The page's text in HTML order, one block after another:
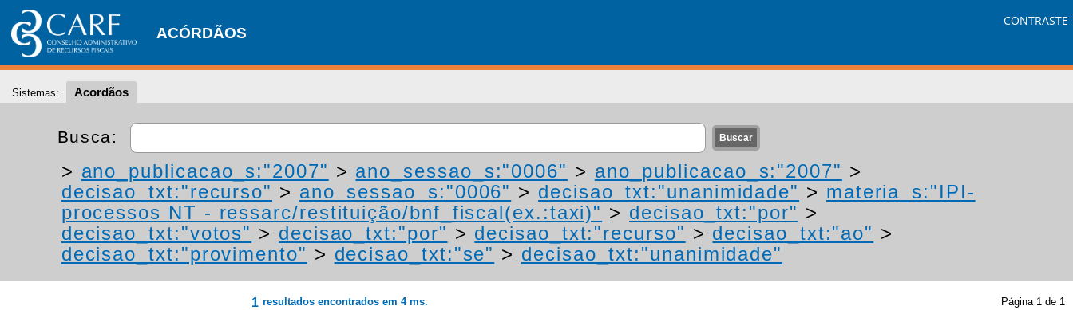
ACÓRDÃOS
CONTRASTE
Sistemas: Acordãos
Busca:
> ano_publicacao_s:"2007" > ano_sessao_s:"0006" > ano_publicacao_s:"2007" >
decisao_txt:"recurso" > ano_sessao_s:"0006" > decisao_txt:"unanimidade" > materia_s:"IPI-
processos NT - ressarc/restituição/bnf_fiscal(ex.:taxi)" > decisao_txt:"por" >
decisao_txt:"votos" > decisao_txt:"por" > decisao_txt:"recurso" > decisao_txt:"ao" >
decisao_txt:"provimento" > decisao_txt:"se" > decisao_txt:"unanimidade"
1 resultados encontrados em 4 ms. Página 1 de 1